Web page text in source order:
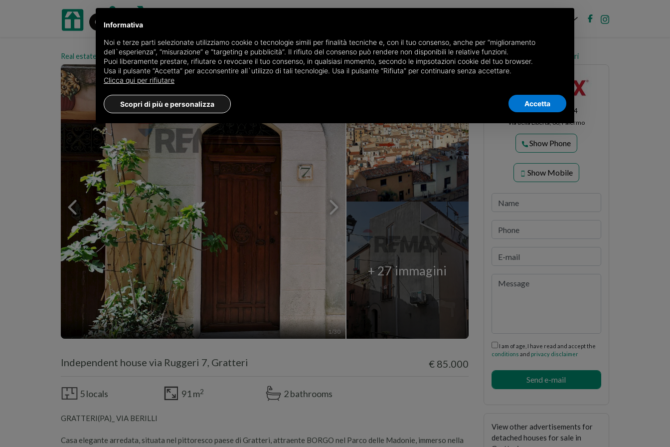
Real estate portal oikia.it Detached houses for sale in the province of Palermo Detached houses for sale in Gratteri Independent house via Ruggeri 7, Gratteri
1/30
+ 27 immagini
Independent house via Ruggeri 7, Gratteri € 85.000
5 locals 91 m2 2 bathrooms
GRATTERI(PA)_ VIA BERILLI
Casa elegante arredata, situata nel pittoresco paese di Gratteri, attraente BORGO nel Parco delle Madonie, immerso nella
RE/MAX City Home 14
Via della Libertà, 86, Palermo
Show Phone
Show Mobile
I am of age, I have read and accept the
conditions and privacy disclaimer
View other advertisements for
detached houses for sale in
Informativa
Noi e terze parti selezionate utilizziamo cookie o tecnologie simili per finalità tecniche e, con il tuo consenso, anche per “miglioramento
dell`esperienza”, “misurazione” e “targeting e pubblicità”. Il rifiuto del consenso può rendere non disponibili le relative funzioni.
Puoi liberamente prestare, rifiutare o revocare il tuo consenso, in qualsiasi momento, secondo le impsotazioni cookie del tuo browser.
Usa il pulsante “Accetta” per acconsentire all`utilizzo di tali tecnologie. Usa il pulsante “Rifiuta” per continuare senza accettare.
Clicca qui per rifiutare
Scopri di più e personalizza Accetta